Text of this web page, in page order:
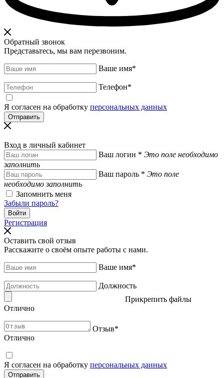
Обратный звонок
Представьтесь, мы вам перезвоним.
Ваше имя*
Телефон*
Я согласен на обработку персональных данных
Вход в личный кабинет
Ваш логин * Это поле необходимо
заполнить
Ваш пароль * Это поле
необходимо заполнить
Запомнить меня
Забыли пароль?
Регистрация
Оставить свой отзыв
Расскажите о своём опыте работы с нами.
Ваше имя*
Должность
Прикрепить файлы
Отлично
Отзыв*
Отлично
Я согласен на обработку персональных данных